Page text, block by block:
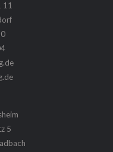
11
5